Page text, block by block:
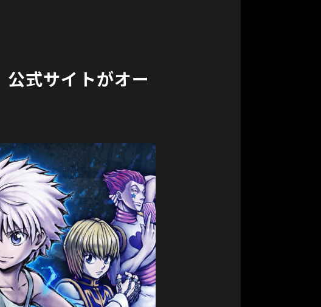
式サイトがオー